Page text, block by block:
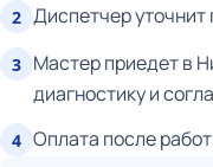
2 Диспетчер уточнит
3 Мастер приедет в
диагностику и
4 Оплата после